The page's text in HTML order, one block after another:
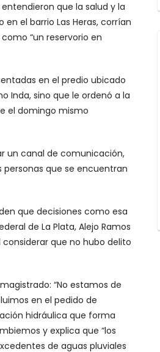
que la salud y la
el barrio Las Heras, corrían
“un reservorio en
en el predio ubicado
Inda, sino que le ordenó a la
el domingo mismo
un canal de comunicación,
que se encuentran
que decisiones como esa
de La Plata, Alejo Ramos
considerar que no hubo delito
“No estamos de
en el pedido de
hidráulica que forma
y explica que “los
de aguas pluviales